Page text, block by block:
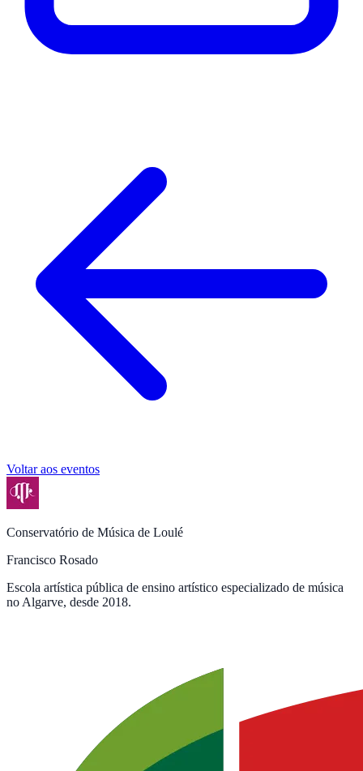
Voltar aos eventos
Conservatório de Música de Loulé
Francisco Rosado
Escola artística pública de ensino artístico especializado de música
no Algarve, desde 2018.